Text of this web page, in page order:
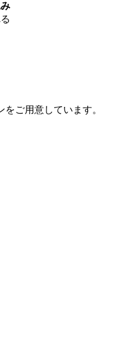
ご用意しています。